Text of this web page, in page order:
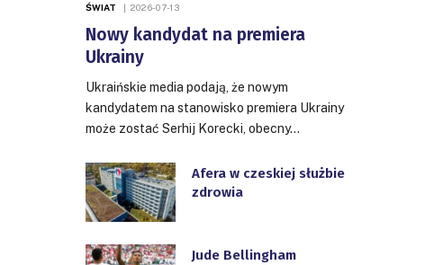
ŚWIAT 2026-07-13
Nowy kandydat na premiera
Ukrainy
Ukraińskie media podają, że nowym
kandydatem na stanowisko premiera Ukrainy
może zostać Serhij Korecki, obecny…
Afera w czeskiej służbie
zdrowia
Jude Bellingham